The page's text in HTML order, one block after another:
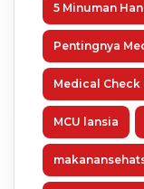
5 Minuman
Pentingnya
Medical Check
MCU lansia